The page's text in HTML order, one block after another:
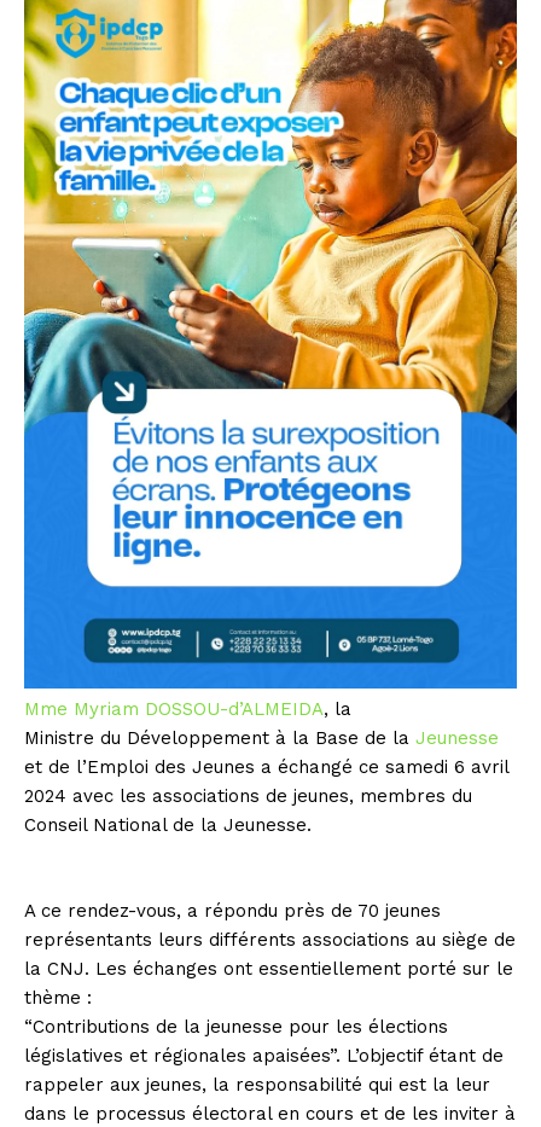
Mme Myriam DOSSOU-d’ALMEIDA, la
Ministre du Développement à la Base de la Jeunesse
et de l’Emploi des Jeunes a échangé ce samedi 6 avril
2024 avec les associations de jeunes, membres du
Conseil National de la Jeunesse.
A ce rendez-vous, a répondu près de 70 jeunes
représentants leurs différents associations au siège de
la CNJ. Les échanges ont essentiellement porté sur le
thème :
“Contributions de la jeunesse pour les élections
législatives et régionales apaisées”. L’objectif étant de
rappeler aux jeunes, la responsabilité qui est la leur
dans le processus électoral en cours et de les inviter à